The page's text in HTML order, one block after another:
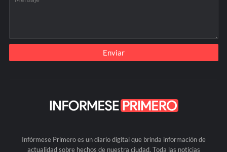
Infórmese Primero es un diario digital que brinda información de
actualidad sobre hechos de nuestra ciudad. Toda las noticias